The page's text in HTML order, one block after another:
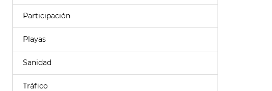
Participación
Playas
Sanidad
Tráfico